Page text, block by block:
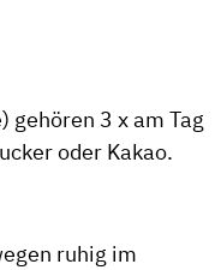
gehören 3 x am Tag
oder Kakao.
ruhig im